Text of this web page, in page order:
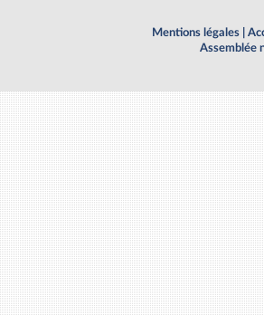
Mentions légales
Assemblée